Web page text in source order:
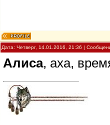
Дата: Четверг, 14.01.2016, 21:36 |
Алиса, аха,